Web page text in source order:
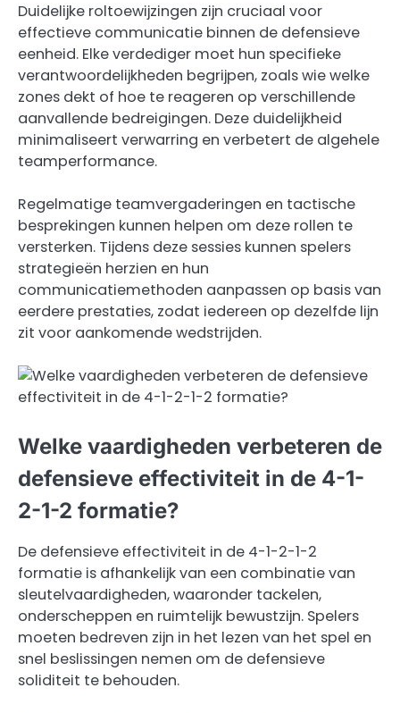
Duidelijke roltoewijzingen zijn cruciaal voor
effectieve communicatie binnen de defensieve
eenheid. Elke verdediger moet hun specifieke
verantwoordelijkheden begrijpen, zoals wie welke
zones dekt of hoe te reageren op verschillende
aanvallende bedreigingen. Deze duidelijkheid
minimaliseert verwarring en verbetert de algehele
teamperformance.
Regelmatige teamvergaderingen en tactische
besprekingen kunnen helpen om deze rollen te
versterken. Tijdens deze sessies kunnen spelers
strategieën herzien en hun
communicatiemethoden aanpassen op basis van
eerdere prestaties, zodat iedereen op dezelfde lijn
zit voor aankomende wedstrijden.
Welke vaardigheden verbeteren de
defensieve effectiviteit in de 4-1-
2-1-2 formatie?
De defensieve effectiviteit in de 4-1-2-1-2
formatie is afhankelijk van een combinatie van
sleutelvaardigheden, waaronder tackelen,
onderscheppen en ruimtelijk bewustzijn. Spelers
moeten bedreven zijn in het lezen van het spel en
snel beslissingen nemen om de defensieve
soliditeit te behouden.